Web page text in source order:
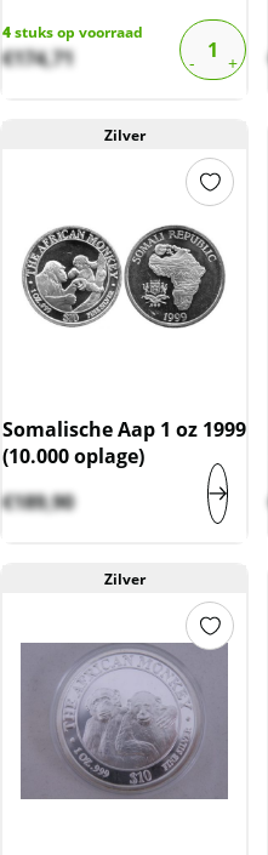
4stuks op voorraad
€174,71
Zilver
Somalische Aap 1 oz 1999
(10.000 oplage)
€189,90
Zilver